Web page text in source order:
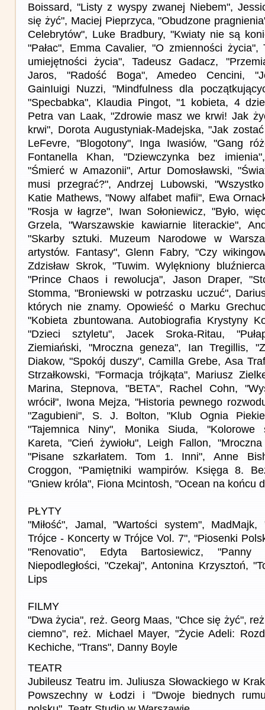
Boissard, "Listy z wyspy zwanej Niebem",
się żyć", Maciej Pieprzyca, "Obudzone
Celebrytów", Luke Bradbury, "Kwiaty nie są
"Pałac", Emma Cavalier, "O zmienności życia",
umiejętności życia", Tadeusz Gadacz,
Jaros, "Radość Boga", Amedeo Cencini,
GainIuigi Nuzzi, "Mindfulness dla
"Specbabka", Klaudia Pingot, "1 kobieta, 4
Petra van Laak, "Zdrowie masz we krwi! Jak
krwi", Dorota Augustyniak-Madejska, "Jak
LeFevre, "Blogotony", Inga Iwasiów, "Gang
Fontanella Khan, "Dziewczynka bez
"Śmierć w Amazonii", Artur Domosławski,
musi przegrać?", Andrzej Lubowski,
Katie Mathews, "Nowy alfabet mafii", Ewa
"Rosja w łagrze", Iwan Sołoniewicz, "Było,
Grzela, "Warszawskie kawiarnie literackie",
"Skarby sztuki. Muzeum Narodowe w
artystów. Fantasy", Glenn Fabry, "Czy
Zdzisław Skrok, "Tuwim. Wylękniony
"Prince Chaos i rewolucja", Jason Draper,
Stomma, "Broniewski w potrzasku uczuć",
których nie znamy. Opowieść o Marku
"Kobieta zbuntowana. Autobiografia Krystyny
"Dzieci sztyletu", Jacek Sroka-Ritau,
Ziemiański, "Mroczna geneza", Ian Tregillis,
Diakow, "Spokój duszy", Camilla Grebe, Asa
Strzałkowski, "Formacja trójkąta", Mariusz
Marina, Stepnova, "BETA", Rachel Cohn,
wrócił", Iwona Mejza, "Historia pewnego
"Zagubieni", S. J. Bolton, "Klub Ognia
"Tajemnica Niny", Monika Siuda, "Kolorowe
Kareta, "Cień żywiołu", Leigh Fallon,
"Pisane szkarłatem. Tom 1. Inni", Anne
Croggon, "Pamiętniki wampirów. Księga 8.
"Gniew króla", Fiona Mcintosh, "Ocean na końcu
PŁYTY
"Miłość", Jamal, "Wartości system",
Trójce - Koncerty w Trójce Vol. 7", "Piosenki
"Renovatio", Edyta Bartosiewicz, "Panny
Niepodległości, "Czekaj", Antonina Krzysztoń,
Lips
FILMY
"Dwa życia", reż. Georg Maas, "Chce się żyć",
ciemno", reż. Michael Mayer, "Życie Adeli:
Kechiche, "Trans", Danny Boyle
TEATR
Jubileusz Teatru im. Juliusza Słowackiego w
Powszechny w Łodzi i "Dwoje biednych